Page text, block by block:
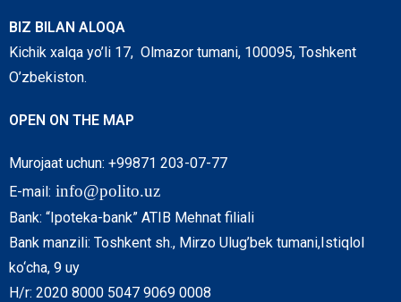
BIZ BILAN ALOQA
Kichik xalqa yo’li 17, Olmazor tumani, 100095, Toshkent
O’zbekiston.
OPEN ON THE MAP
Murojaat uchun: +99871 203-07-77
E-mail: info@polito.uz
Bank: “Ipoteka-bank” ATIB Mehnat filiali
Bank manzili: Toshkent sh., Mirzo Ulug’bek tumani,Istiqlol
ko‘cha, 9 uy
H/r: 2020 8000 5047 9069 0008